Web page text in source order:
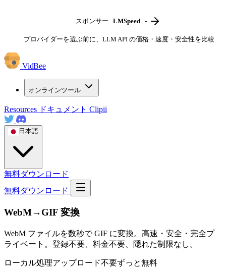
スポンサー LMSpeed -
プロバイダーを選ぶ前に、LLM API の価格・速度・安全性を比較
VidBee
オンラインツール
Resources ドキュメント Clipii
日本語
無料ダウンロード
無料ダウンロード
WebM→GIF 変換
WebM ファイルを数秒で GIF に変換。高速・安全・完全プ
ライベート。登録不要、料金不要、隠れた制限なし。
ローカル処理アップロード不要ずっと無料